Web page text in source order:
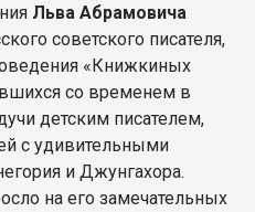
Льва Абрамовича
советского писателя,
«Книжкиных
со временем в
детским писателем,
с удивительными
и Джунгахора.
на его замечательных